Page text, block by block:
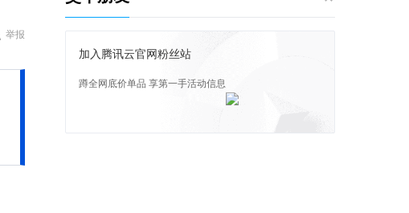
举报
加入腾讯云官网粉丝站
蹲全网底价单品 享第一手活动信息